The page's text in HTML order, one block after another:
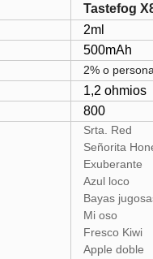
Tastefog
2ml
500mAh
2% o
1,2 ohmios
800
Srta. Red
Señorita
Exuberante
Azul loco
Bayas
Mi oso
Fresco Kiwi
Apple doble